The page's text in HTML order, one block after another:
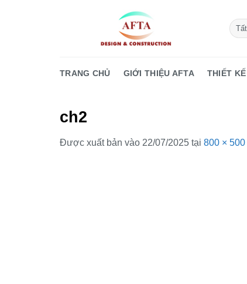
TRANG CHỦ GIỚI THIỆU AFTA THIẾT KẾ
ch2
Được xuất bản vào 22/07/2025 tại 800 × 500